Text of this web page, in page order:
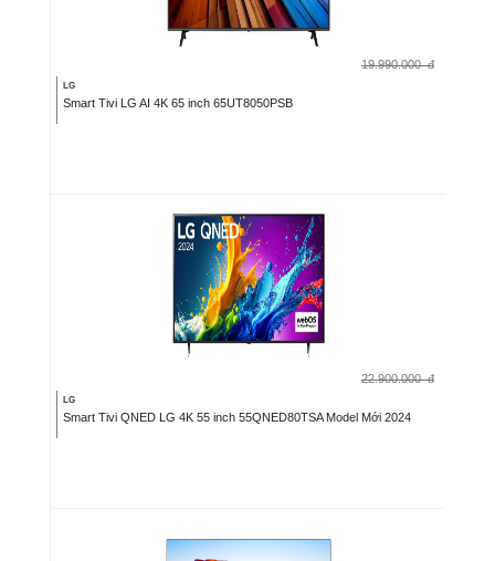
19.990.000 đ
LG
Smart Tivi LG AI 4K 65 inch 65UT8050PSB
22.900.000 đ
LG
Smart Tivi QNED LG 4K 55 inch 55QNED80TSA Model Mới 2024